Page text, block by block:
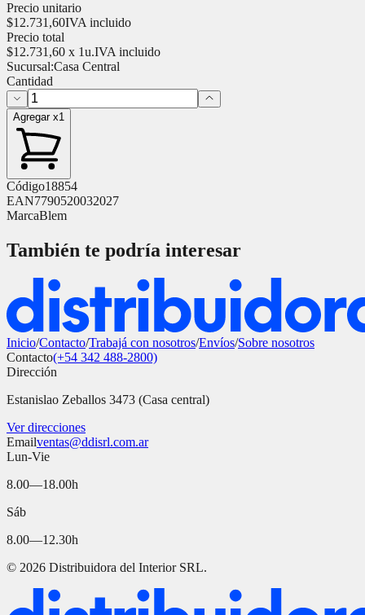
Precio unitario
$12.731,60IVA incluido
Precio total
$12.731,60 x 1u.IVA incluido
Sucursal:Casa Central
Cantidad
Agregar x1
Código18854
EAN7790520032027
MarcaBlem
También te podría interesar
Inicio/Contacto/Trabajá con nosotros/Envíos/Sobre nosotros
Contacto(+54 342 488-2800)
Dirección
Estanislao Zeballos 3473 (Casa central)
Ver direcciones
Emailventas@ddisrl.com.ar
Lun-Vie
8.00—18.00h
Sáb
8.00—12.30h
© 2026 Distribuidora del Interior SRL.